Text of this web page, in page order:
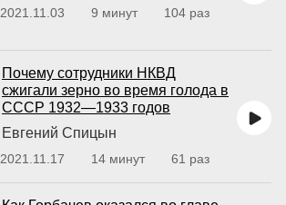
2021.11.03 9 минут 104 раз
Почему сотрудники НКВД
сжигали зерно во время голода в
СССР 1932—1933 годов
Евгений Спицын
2021.11.17 14 минут 61 раз